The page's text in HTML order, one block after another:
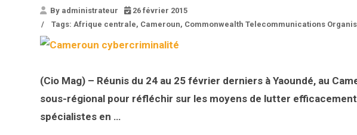
By administrateur
26 février 2015
/
Tags: Afrique centrale, Cameroun, Commonwealth Telecommunications
(Cio Mag) – Réunis du 24 au 25 février derniers à Yaoundé, au
sous-régional pour réfléchir sur les moyens de lutter
spécialistes en …